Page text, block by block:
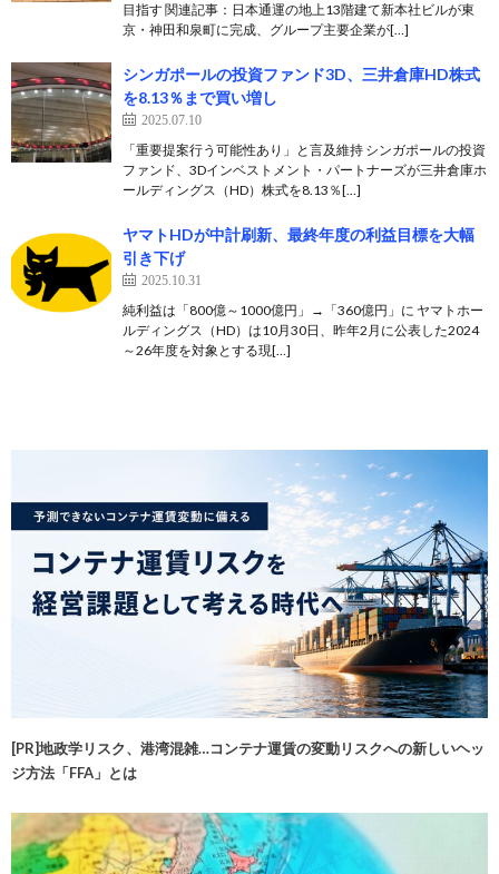
目指す 関連記事：日本通運の地上13階建て新本社ビルが東
京・神田和泉町に完成、グループ主要企業が[…]
シンガポールの投資ファンド3D、三井倉庫HD株式
を8.13％まで買い増し
2025.07.10
「重要提案行う可能性あり」と言及維持 シンガポールの投資
ファンド、3Dインベストメント・パートナーズが三井倉庫ホ
ールディングス（HD）株式を8.13％[…]
ヤマトHDが中計刷新、最終年度の利益目標を大幅
引き下げ
2025.10.31
純利益は「800億～1000億円」→「360億円」に ヤマトホー
ルディングス（HD）は10月30日、昨年2月に公表した2024
～26年度を対象とする現[…]
[PR]地政学リスク、港湾混雑…コンテナ運賃の変動リスクへの新しいヘッ
ジ方法「FFA」とは